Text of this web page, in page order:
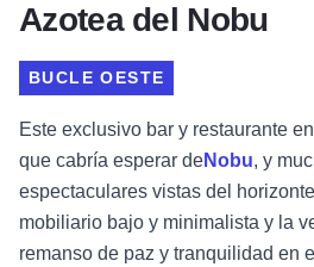
Azotea del Nobu
BUCLE OESTE
Este exclusivo bar y restaurante
que cabría esperar deNobu, y
espectaculares vistas del
mobiliario bajo y minimalista y la
remanso de paz y tranquilidad en